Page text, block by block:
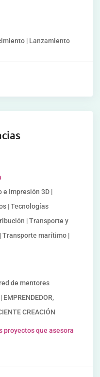
| Lanzamiento
e Impresión 3D |
| Tecnologías
| Transporte y
Transporte marítimo |
red de mentores
CREACIÓN
proyectos que asesora